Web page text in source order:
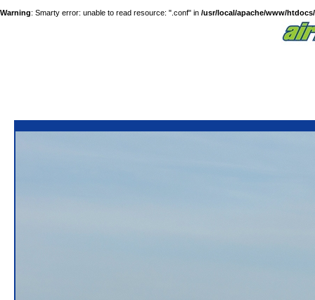
Warning: Smarty error: unable to read resource: ".conf" in /usr/local/apache/www/